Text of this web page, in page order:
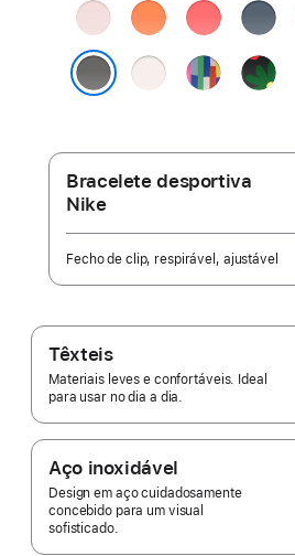
Rosa‑pálidoClementinaGoiaba‑vivo
Azul-
âncora
Rosa levePride Edition
Black
-
Bracelete desportiva
Nike
Fecho de clip, respirável, ajustável
Têxteis
Materiais leves e confortáveis. Ideal
para usar no dia a dia.
Aço inoxidável
Design em aço cuidadosamente
concebido para um visual
sofisticado.